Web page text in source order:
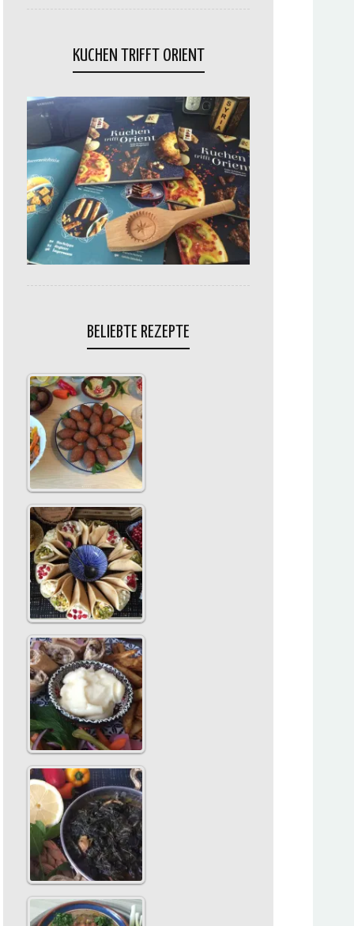
KUCHEN TRIFFT ORIENT
BELIEBTE REZEPTE